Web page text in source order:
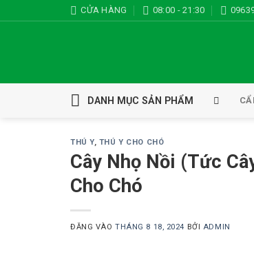
qua
CỬA HÀNG 08:00 - 21:30
DANH MỤC SẢN PHẨM
THÚ Y, THÚ Y CHO CHÓ
Cây Nhọ Nồi (Tức
Cho Chó
ĐĂNG VÀOTHÁNG 8 18, 2024 BỞI ADMIN